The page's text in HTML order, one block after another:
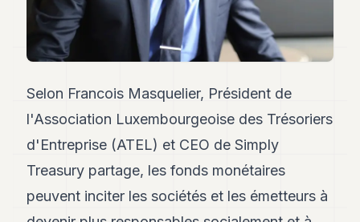
Andy
Andy
27
26
24
Andy
23
Andy
Andy
21
Selon Francois Masquelier, Président de
l'Association Luxembourgeoise des Trésoriers
d'Entreprise (ATEL) et CEO de Simply
Treasury partage, les fonds monétaires
peuvent inciter les sociétés et les émetteurs à